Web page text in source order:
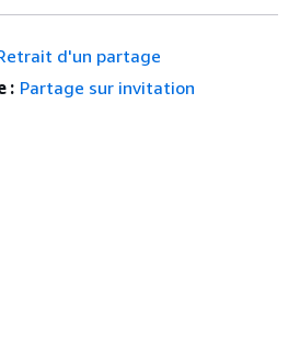
d'un partage
: Partage sur invitation